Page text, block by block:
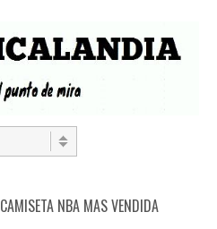
CAMISETA NBA MAS VENDIDA